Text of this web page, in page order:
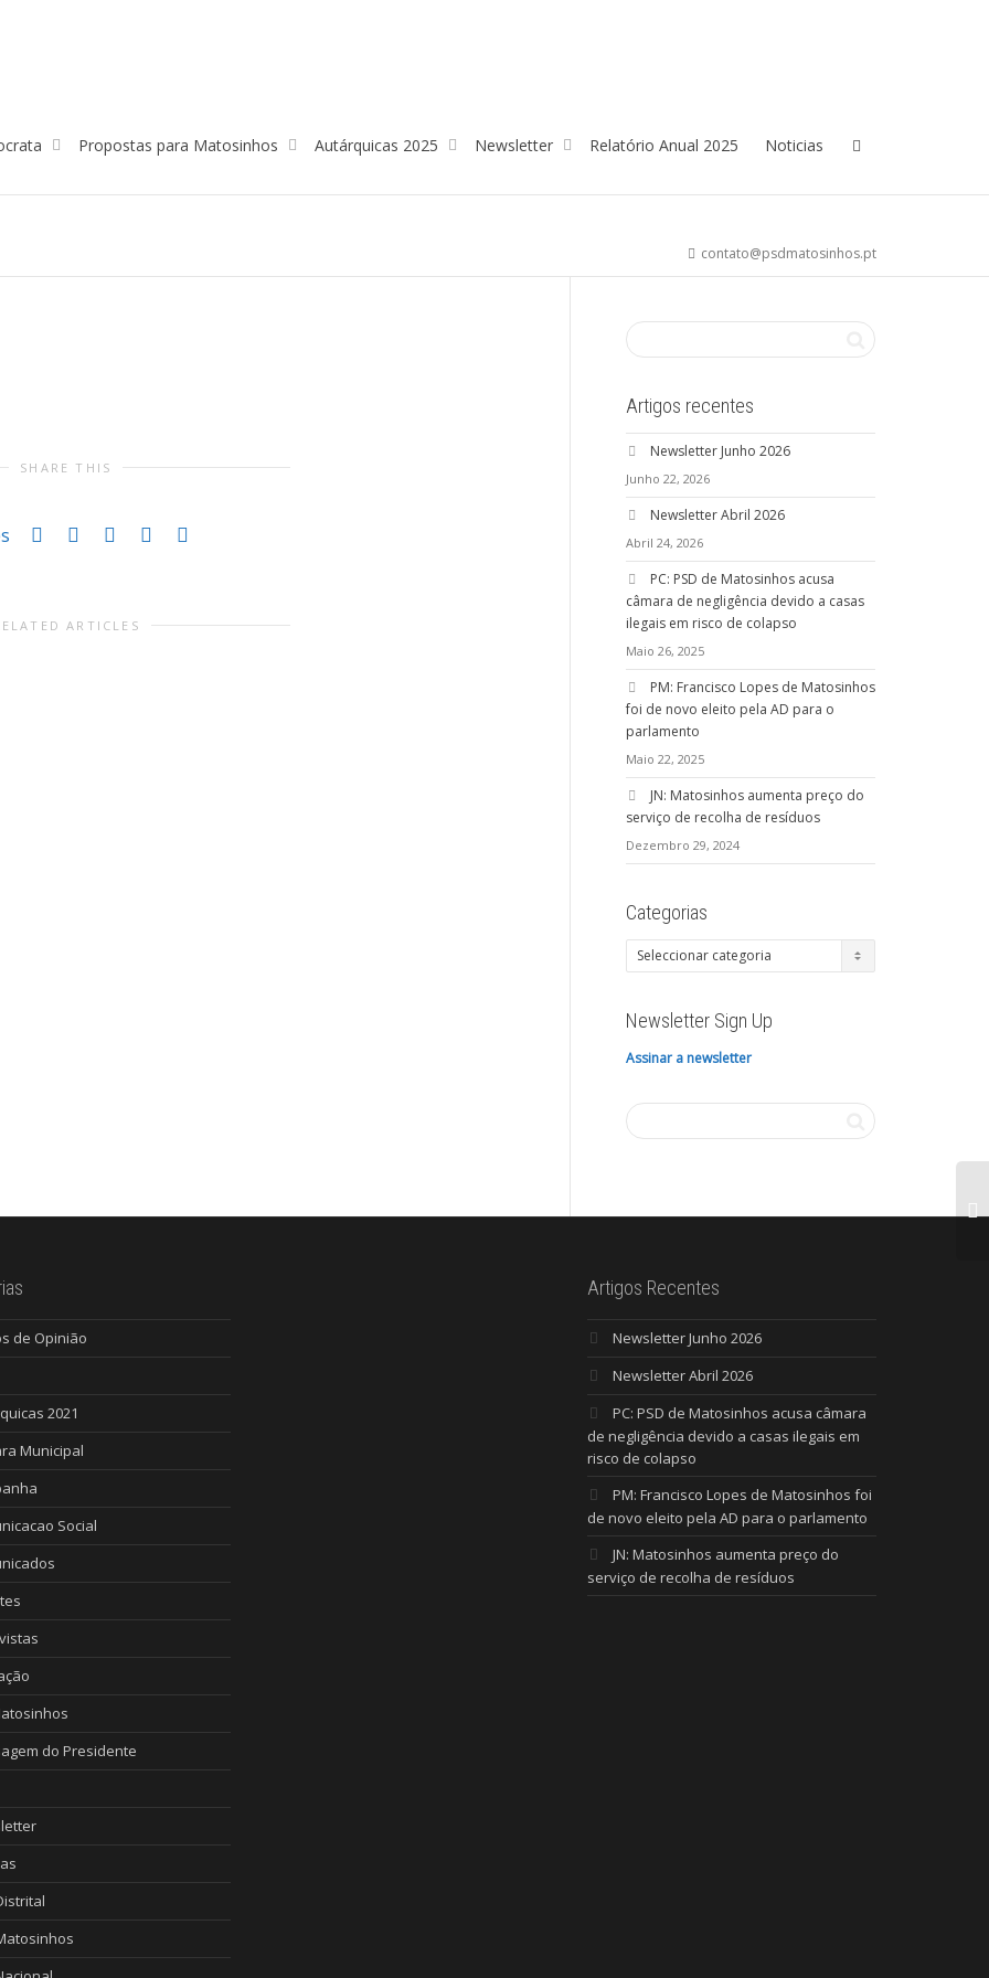
Propostas para Matosinhos Autárquicas 2025 Newsletter Relatório Anual 2025 Noticias
contato@psdmatosinhos.pt
SHARE THIS
ARTICLES
Artigos recentes
Newsletter Junho 2026
Junho 22, 2026
Newsletter Abril 2026
Abril 24, 2026
PC: PSD de Matosinhos acusa
câmara de negligência devido a casas
ilegais em risco de colapso
Maio 26, 2025
PM: Francisco Lopes de Matosinhos
foi de novo eleito pela AD para o
parlamento
Maio 22, 2025
JN: Matosinhos aumenta preço do
serviço de recolha de resíduos
Dezembro 29, 2024
Categorias
Categorias
Newsletter Sign Up
Assinar a newsletter
de Opinião
2021
Municipal
Social
do Presidente
Artigos Recentes
Newsletter Junho 2026
Newsletter Abril 2026
PC: PSD de Matosinhos acusa câmara
de negligência devido a casas ilegais em
risco de colapso
PM: Francisco Lopes de Matosinhos foi
de novo eleito pela AD para o parlamento
JN: Matosinhos aumenta preço do
serviço de recolha de resíduos